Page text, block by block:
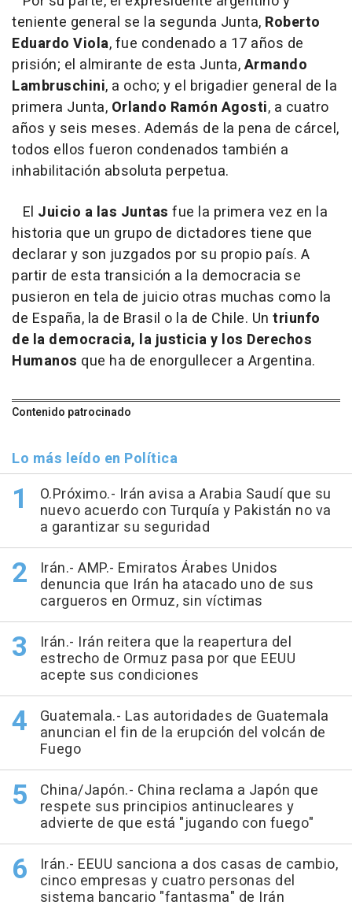
teniente general se la segunda Junta, Roberto
Eduardo Viola, fue condenado a 17 años de
prisión; el almirante de esta Junta,Armando
Lambruschini, a ocho; y el brigadier general de la
primera Junta, Orlando Ramón Agosti, a cuatro
años y seis meses. Además de la pena de cárcel,
todos ellos fueron condenados también a
inhabilitación absoluta perpetua.
El Juicio a las Juntas fue la primera vez en la
historia que un grupo de dictadores tiene que
declarar y son juzgados por su propio país. A
partir de esta transición a la democracia se
pusieron en tela de juicio otras muchas como la
de España, la de Brasil o la de Chile. Un triunfo
de la democracia, la justicia y los Derechos
Humanos que ha de enorgullecer a Argentina.
Contenido patrocinado
Lo más leído en Política
O.Próximo.- Irán avisa a Arabia Saudí que su
nuevo acuerdo con Turquía y Pakistán no va
a garantizar su seguridad
Irán.- AMP.- Emiratos Árabes Unidos
denuncia que Irán ha atacado uno de sus
cargueros en Ormuz, sin víctimas
Irán.- Irán reitera que la reapertura del
estrecho de Ormuz pasa por que EEUU
acepte sus condiciones
Guatemala.- Las autoridades de Guatemala
anuncian el fin de la erupción del volcán de
Fuego
China/Japón.- China reclama a Japón que
respete sus principios antinucleares y
advierte de que está "jugando con fuego"
Irán.- EEUU sanciona a dos casas de cambio,
cinco empresas y cuatro personas del
sistema bancario "fantasma" de Irán